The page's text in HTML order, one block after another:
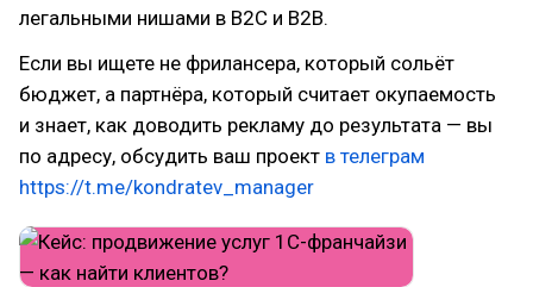
легальными нишами в B2C и B2B.
Если вы ищете не фрилансера, который сольёт
бюджет, а партнёра, который считает окупаемость
и знает, как доводить рекламу до результата — вы
по адресу, обсудить ваш проект в телеграм
https://t.me/kondratev_manager